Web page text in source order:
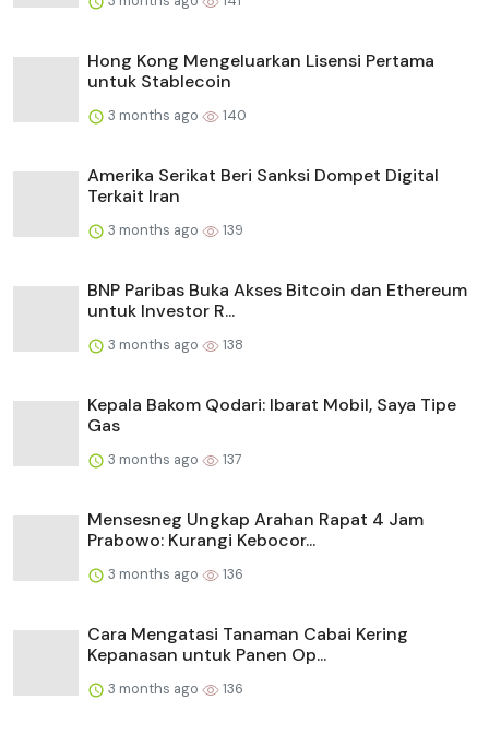
Hong Kong Mengeluarkan Lisensi Pertama
untuk Stablecoin
3 months ago 140
Amerika Serikat Beri Sanksi Dompet Digital
Terkait Iran
3 months ago 139
BNP Paribas Buka Akses Bitcoin dan Ethereum
untuk Investor R...
3 months ago 138
Kepala Bakom Qodari: Ibarat Mobil, Saya Tipe
Gas
3 months ago 137
Mensesneg Ungkap Arahan Rapat 4 Jam
Prabowo: Kurangi Kebocor...
3 months ago 136
Cara Mengatasi Tanaman Cabai Kering
Kepanasan untuk Panen Op...
3 months ago 136